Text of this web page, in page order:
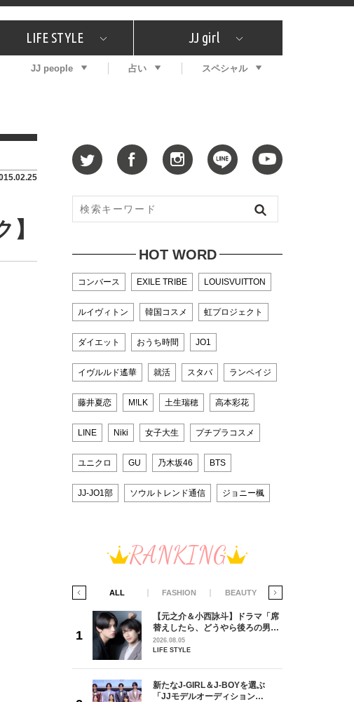
JJスタッフの"それどこの"？ プチプラ プレゼント
コスメ全部試してみた What's NEW？ 特集
LIFE STYLE
JJグルメガイド エンタメ プレゼント
恋愛
JJ girl
特集 おしゃラン！
JJ people 占い スペシャル
HOT WORD
コンバース EXILE TRIBE LOUISVUITTON
ルイヴィトン 韓国コスメ 虹プロジェクト
ダイエット おうち時間 JO1
イヴルルド遙華 就活 スタバ ランペイジ
藤井夏恋 M!LK 土生瑞穂 高本彩花
LINE Niki 女子大生 プチプラコスメ
ユニクロ GU 乃木坂46 BTS
JJ-JO1部 ソウルトレンド通信 ジョニー楓
RANKING
ALL FASHION BEAUTY
【元之介＆小西詠斗】ドラマ「席
替えしたら、どうやら後ろの男が
どうやら俺のこと好きらしい」放
送記念インタビュー♡ 「自然と詠
2026.08.05
LIFE STYLE
新たなJ-GIRL＆J-BOYを選ぶ
「JJモデルオーディション